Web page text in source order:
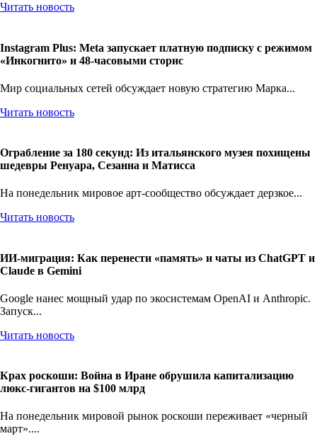
Читать новость
Instagram Plus: Meta запускает платную подписку с режимом
«Инкогнито» и 48-часовыми сторис
Мир социальных сетей обсуждает новую стратегию Марка...
Читать новость
Ограбление за 180 секунд: Из итальянского музея похищены
шедевры Ренуара, Сезанна и Матисса
На понедельник мировое арт-сообщество обсуждает дерзкое...
Читать новость
ИИ-миграция: Как перенести «память» и чаты из ChatGPT и
Claude в Gemini
Google нанес мощный удар по экосистемам OpenAI и Anthropic.
Запуск...
Читать новость
Крах роскоши: Война в Иране обрушила капитализацию
люкс-гигантов на $100 млрд
На понедельник мировой рынок роскоши переживает «черный
март»....